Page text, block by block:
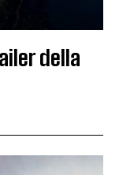
della